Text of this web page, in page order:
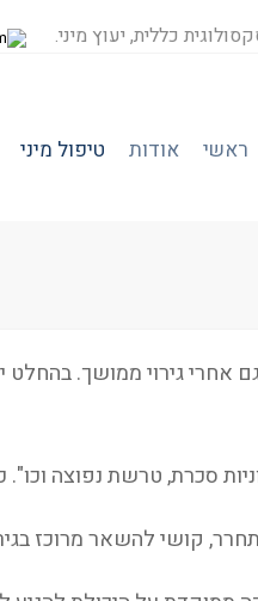
כללית, יעוץ מיני.
ראשי אודות טיפול מיני
גירוי ממושך. בהחלט
סכרת, טרשת נפוצה
קושי להשאר מרוכז